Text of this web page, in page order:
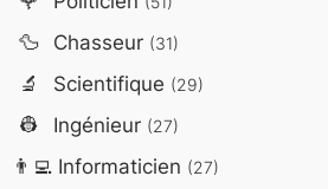
🦆 Chasseur (31)
🔬 Scientifique (29)
👷 Ingénieur (27)
👨‍💻Informaticien (27)